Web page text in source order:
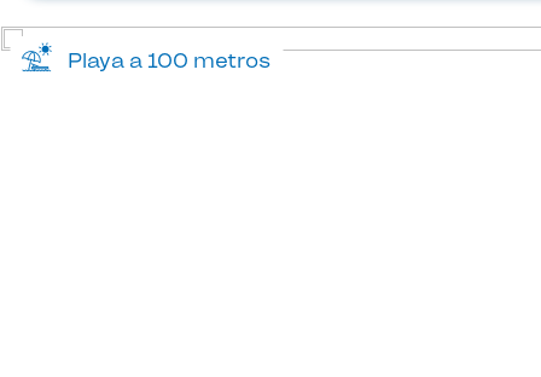
Playa a 100 metros